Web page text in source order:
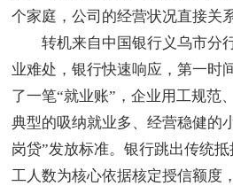
个家庭，公司的经营状况直接关
转机来自中国银行义乌市分
业难处，银行快速响应，第一时
了一笔“就业账”，企业用工规范
典型的吸纳就业多、经营稳健的
岗贷”发放标准。银行跳出传统
工人数为核心依据核定授信额度